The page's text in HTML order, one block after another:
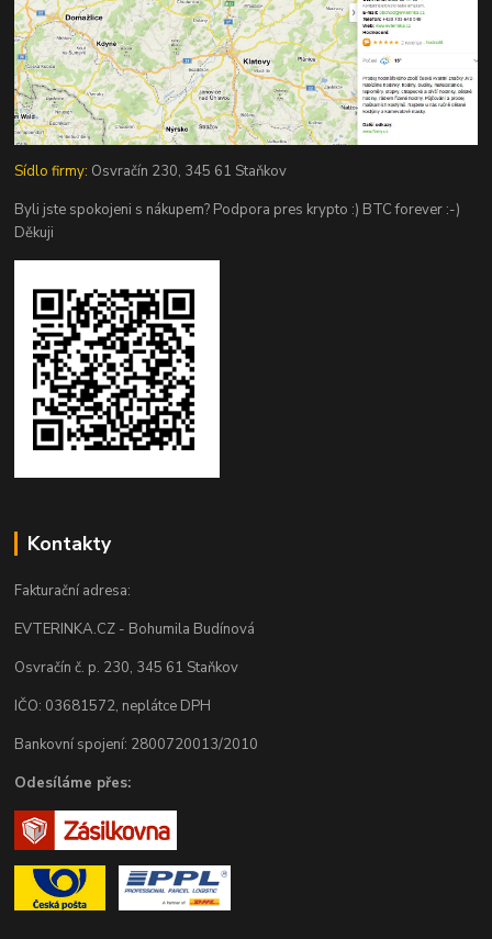
Sídlo firmy: Osvračín 230, 345 61 Staňkov
Byli jste spokojeni s nákupem? Podpora pres krypto :) BTC forever :-)
Děkuji
Kontakty
Fakturační adresa:
EVTERINKA.CZ - Bohumila Budínová
Osvračín č. p. 230, 345 61 Staňkov
IČO: 03681572, neplátce DPH
Bankovní spojení: 2800720013/2010
Odesíláme přes: